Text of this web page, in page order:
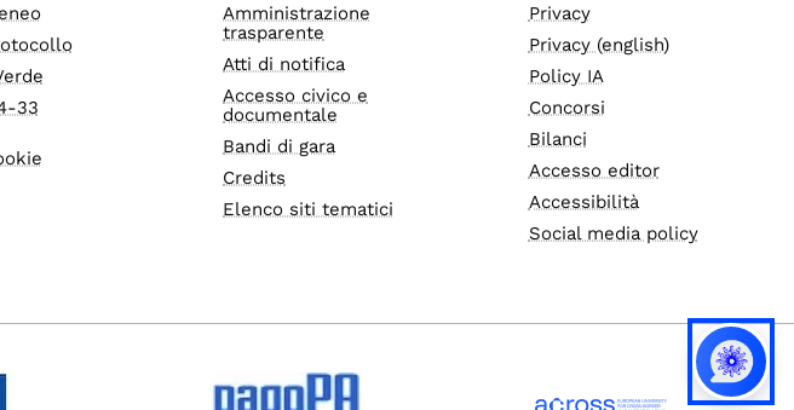
33
Amministrazione
trasparente
Atti di notifica
Accesso civico e
documentale
Bandi di gara
Credits
Elenco siti tematici
Privacy
Privacy (english)
Policy IA
Concorsi
Bilanci
Accesso editor
Accessibilità
Social media policy